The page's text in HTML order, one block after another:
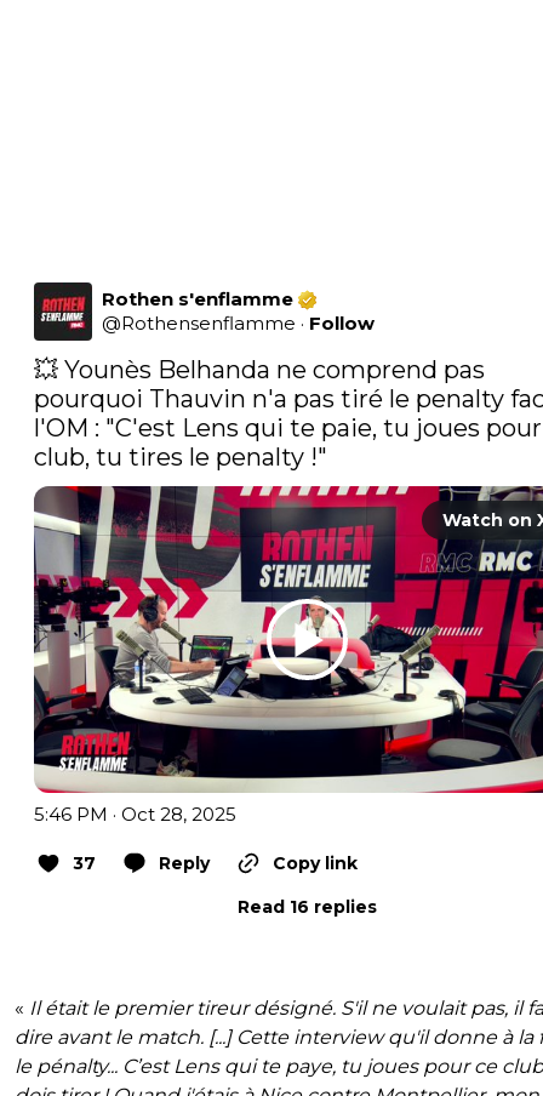
Rothen s'enflamme
@Rothensenflamme · Follow
💥 Younès Belhanda ne comprend pas
pourquoi Thauvin n'a pas tiré le penalty
l'OM : "C'est Lens qui te paie, tu joues
club, tu tires le penalty !"
Watch on
5:46 PM · Oct 28, 2025
37 Reply
Copy link
Read 16 replies
« Il était le premier tireur désigné. S'il ne voulait pas, il
dire avant le match. [...] Cette interview qu'il donne à la
le pénalty... C’est Lens qui te paye, tu joues pour ce